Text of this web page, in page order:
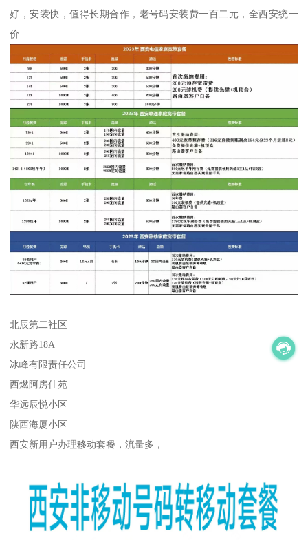
好，安装快，值得长期合作，老号码安装费一百二元，全西安统一
价
北辰第二社区
永新路18A
冰峰有限责任公司
西燃阿房佳苑
华远辰悦小区
陕西海厦小区
西安新用户办理移动套餐，流量多，